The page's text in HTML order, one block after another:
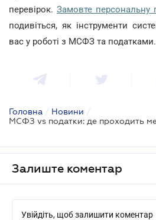
перевірок. Замовте персональну
подивіться, як інструменти
вас у роботі з МСФЗ та податками.
Головна / Новини /
Залиште коментар
Увійдіть, щоб залишити коментар